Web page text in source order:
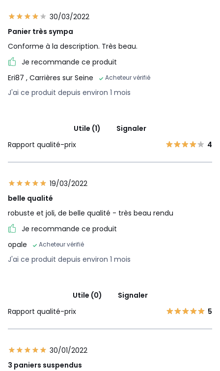
30/03/2022
Panier très sympa
Conforme à la description. Très beau.
Je recommande ce produit
Eri87 , Carrières sur Seine Acheteur vérifié
J'ai ce produit depuis environ 1 mois
Utile (1)
Signaler
Rapport qualité-prix
4
19/03/2022
belle qualité
robuste et joli, de belle qualité - très beau rendu
Je recommande ce produit
opale
Acheteur vérifié
J'ai ce produit depuis environ 1 mois
Utile (0)
Signaler
Rapport qualité-prix
5
30/01/2022
3 paniers suspendus